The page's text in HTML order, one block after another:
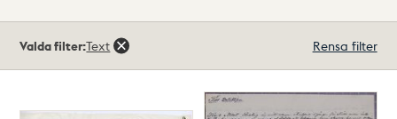
träffar
Valda filter:Text Rensa filter